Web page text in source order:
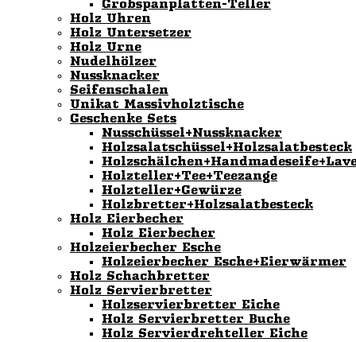
Grobspanplatten-Teller
Holz Uhren
Holz Untersetzer
Holz Urne
Nudelhölzer
Nussknacker
Seifenschalen
Unikat Massivholztische
Geschenke Sets
Nusschüssel+Nussknacker
Holzsalatschüssel+Holzsalatbesteck
Holzteller+Tee+Teezange
Holzteller+Gewürze
Holzbretter+Holzsalatbesteck
Holz Eierbecher
Holz Eierbecher
Holzeierbecher Esche
Holzeierbecher Esche+Eierwärmer
Holz Schachbretter
Holz Servierbretter
Holzservierbretter Eiche
Holz Servierbretter Buche
Holz Servierdrehteller Eiche